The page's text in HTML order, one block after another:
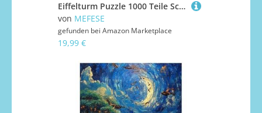
Eiffelturm Puzzle 1000 Teile Schwer Puzzle Spielzeug Pädagogisches Spiel Impossible Herausforderung Spielzeug Für Erwachsene Kinder 70x50cm/1000pcs
von MEFESE
gefunden bei Amazon Marketplace
19,99 €